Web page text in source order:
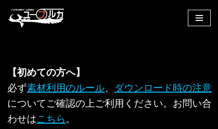
へ
キ
ッ
【初めての方へ】
必ず素材利用のルール、 ダウンロード時の注意
についてご確認の上ご利用ください。お問い合
わせはこちら 。